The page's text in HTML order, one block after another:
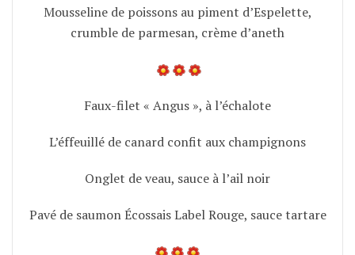
Mousseline de poissons au piment d’Espelette,
crumble de parmesan, crème d’aneth
Faux-filet « Angus », à l’échalote
L’éffeuillé de canard confit aux champignons
Onglet de veau, sauce à l’ail noir
Pavé de saumon Écossais Label Rouge, sauce tartare